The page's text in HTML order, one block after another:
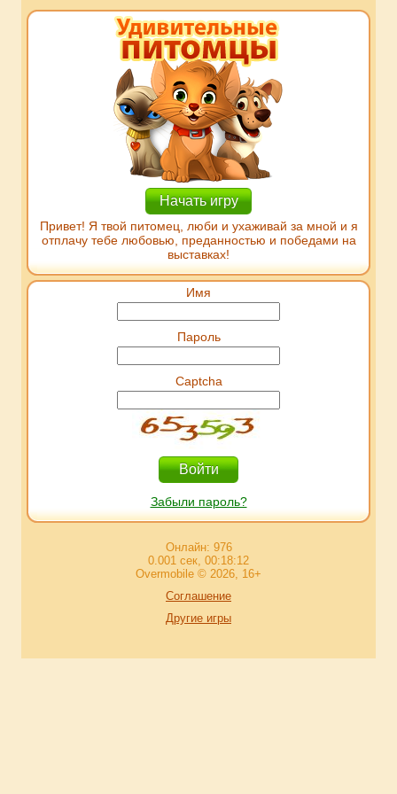
Начать игру
Привет! Я твой питомец, люби и ухаживай за мной и я
отплачу тебе любовью, преданностью и победами на
выставках!
Имя
Пароль
Captcha
Забыли пароль?
Онлайн: 976
0.001 сек, 00:18:12
Overmobile © 2026, 16+
Соглашение
Другие игры